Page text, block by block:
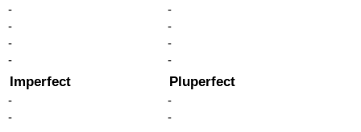
-
-
-
-
-
-
-
-
Imperfect
-
-
Pluperfect
-
-